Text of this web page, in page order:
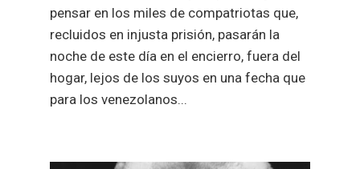
pensar en los miles de compatriotas que,
recluidos en injusta prisión, pasarán la
noche de este día en el encierro, fuera del
hogar, lejos de los suyos en una fecha que
para los venezolanos...